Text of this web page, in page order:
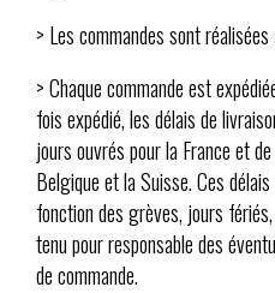
> Les commandes sont
> Chaque commande est
fois expédié, les délais de
jours ouvrés pour la France et
Belgique et la Suisse. Ces
fonction des grèves, jours
tenu pour responsable des
de commande.